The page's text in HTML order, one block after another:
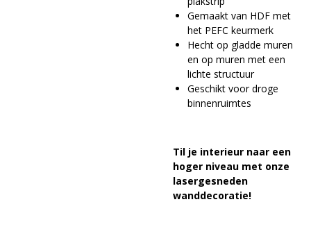
Gemaakt van HDF met
het PEFC keurmerk
Hecht op gladde muren
en op muren met een
lichte structuur
Geschikt voor droge
binnenruimtes
Til je interieur naar een
hoger niveau met onze
lasergesneden
wanddecoratie!